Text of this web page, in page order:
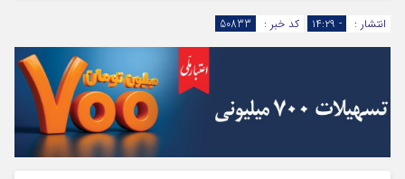
انتشار : - ۱۴:۲۹ کد خبر : 50833